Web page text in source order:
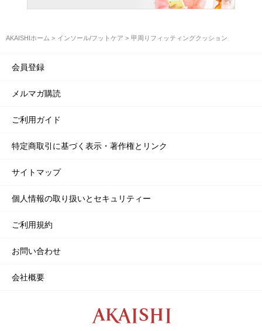
AKAISHIホーム インソール/フットケア 甲周りフィッティングクッション
会員登録
メルマガ購読
ご利用ガイド
特定商取引に基づく表示・著作権とリンク
サイトマップ
個人情報の取り扱いとセキュリティー
ご利用規約
お問い合わせ
会社概要